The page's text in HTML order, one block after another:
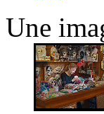
Une